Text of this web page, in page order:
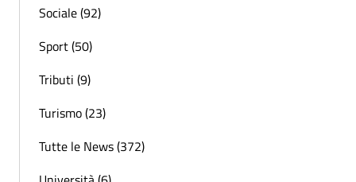
Sociale (92)
Sport (50)
Tributi (9)
Turismo (23)
Tutte le News (372)